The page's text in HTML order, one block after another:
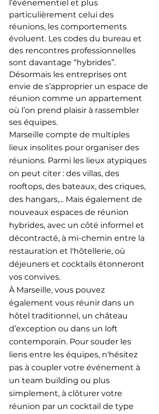
l’événementiel et plus
particulièrement celui des
réunions, les comportements
évoluent. Les codes du bureau et
des rencontres professionnelles
sont davantage “hybrides”.
Désormais les entreprises ont
envie de s’approprier un espace de
réunion comme un appartement
où l’on prend plaisir à rassembler
ses équipes.
Marseille compte de multiples
lieux insolites pour organiser des
réunions. Parmi les lieux atypiques
on peut citer : des villas, des
rooftops, des bateaux, des criques,
des hangars,... Mais également de
nouveaux espaces de réunion
hybrides, avec un côté informel et
décontracté, à mi-chemin entre la
restauration et l'hôtellerie, où
déjeuners et cocktails étonneront
vos convives.
À Marseille, vous pouvez
également vous réunir dans un
hôtel traditionnel, un château
d’exception ou dans un loft
contemporain. Pour souder les
liens entre les équipes, n'hésitez
pas à coupler votre événement à
un team building ou plus
simplement, à clôturer votre
réunion par un cocktail de type